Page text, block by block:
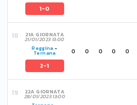
1-0
21A GIORNATA
21/01/2023 13:00
Reggina -
Ternana
2-1
0 0 0 0 0
22A GIORNATA
28/01/2023 13:00